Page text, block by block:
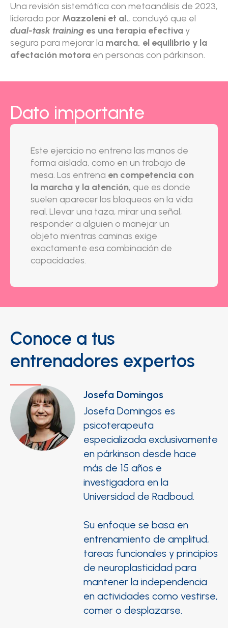
Una revisión sistemática con metaanálisis de 2023,
liderada por Mazzoleni et al., concluyó que el
dual-task training es una terapia efectiva y
segura para mejorar la marcha, el equilibrio y la
afectación motora en personas con párkinson.
Dato importante
Este ejercicio no entrena las manos de
forma aislada, como en un trabajo de
mesa. Las entrena en competencia con
la marcha y la atención, que es donde
suelen aparecer los bloqueos en la vida
real. Llevar una taza, mirar una señal,
responder a alguien o manejar un
objeto mientras caminas exige
exactamente esa combinación de
capacidades.
Conoce a tus
entrenadores expertos
Josefa Domingos
Josefa Domingos es
psicoterapeuta
especializada exclusivamente
en párkinson desde hace
más de 15 años e
investigadora en la
Universidad de Radboud.
Su enfoque se basa en
entrenamiento de amplitud,
tareas funcionales y principios
de neuroplasticidad para
mantener la independencia
en actividades como vestirse,
comer o desplazarse.